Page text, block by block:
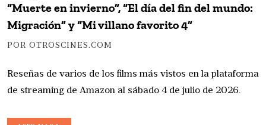
“Muerte en invierno”, “El día del fin del mundo:
Migración” y “Mi villano favorito 4”
POR OTROSCINES.COM
Reseñas de varios de los films más vistos en la plataforma
de streaming de Amazon al sábado 4 de julio de 2026.